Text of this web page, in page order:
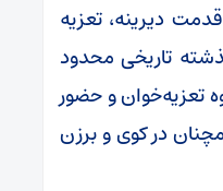
دیرینه، تعزیه
تاریخی محدود
تعزیه‌خوان و حضور
در کوی و برزن